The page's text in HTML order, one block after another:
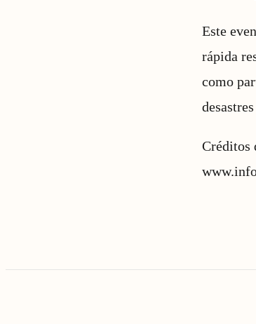
Este
rápida
como
Créditos